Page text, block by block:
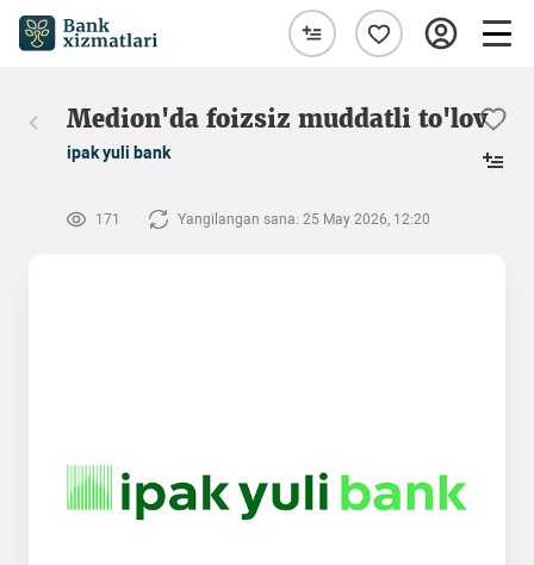
Medion'da foizsiz muddatli to'lov
ipak yuli bank
171 Yangilangan sana: 25 May 2026, 12:20